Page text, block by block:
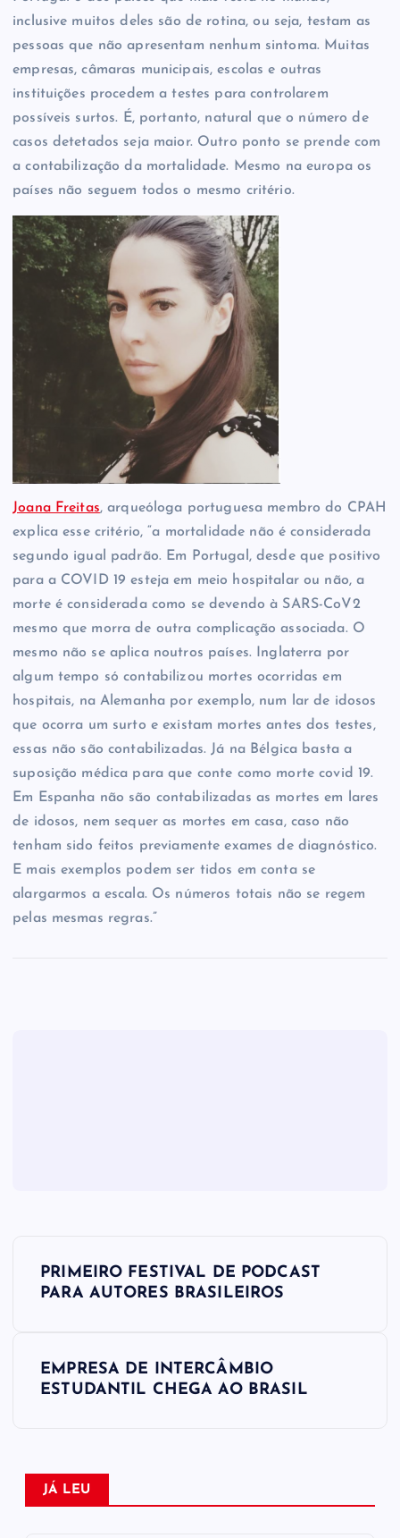
inclusive muitos deles são de rotina, ou seja, testam as
pessoas que não apresentam nenhum sintoma. Muitas
empresas, câmaras municipais, escolas e outras
instituições procedem a testes para controlarem
possíveis surtos. É, portanto, natural que o número de
casos detetados seja maior. Outro ponto se prende com
a contabilização da mortalidade. Mesmo na europa os
países não seguem todos o mesmo critério.
Joana Freitas, arqueóloga portuguesa membro do CPAH
explica esse critério, “a mortalidade não é considerada
segundo igual padrão. Em Portugal, desde que positivo
para a COVID 19 esteja em meio hospitalar ou não, a
morte é considerada como se devendo à SARS-CoV2
mesmo que morra de outra complicação associada. O
mesmo não se aplica noutros países. Inglaterra por
algum tempo só contabilizou mortes ocorridas em
hospitais, na Alemanha por exemplo, num lar de idosos
que ocorra um surto e existam mortes antes dos testes,
essas não são contabilizadas. Já na Bélgica basta a
suposição médica para que conte como morte covid 19.
Em Espanha não são contabilizadas as mortes em lares
de idosos, nem sequer as mortes em casa, caso não
tenham sido feitos previamente exames de diagnóstico.
E mais exemplos podem ser tidos em conta se
alargarmos a escala. Os números totais não se regem
pelas mesmas regras.”
N
a
ç
PRIMEIRO FESTIVAL DE PODCAST
PARA AUTORES BRASILEIROS
EMPRESA DE INTERCÂMBIO
ESTUDANTIL CHEGA AO BRASIL
JÁ LEU